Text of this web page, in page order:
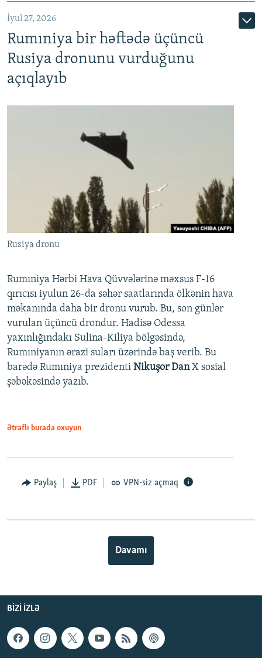
İyul 27, 2026
Rumıniya bir həftədə üçüncü
Rusiya dronunu vurduğunu
açıqlayıb
Rusiya dronu
Rumıniya Hərbi Hava Qüvvələrinə məxsus F-16
qırıcısı iyulun 26-da səhər saatlarında ölkənin hava
məkanında daha bir dronu vurub. Bu, son günlər
vurulan üçüncü drondur. Hadisə Odessa
yaxınlığındakı Sulina-Kiliya bölgəsində,
Rumıniyanın ərazi suları üzərində baş verib. Bu
barədə Rumıniya prezidenti Nikuşor DanX sosial
şəbəkəsində yazıb.
Ətraflı burada oxuyun
Paylaş PDF VPN-siz açmaq
Davamı
BIZI IZLƏ